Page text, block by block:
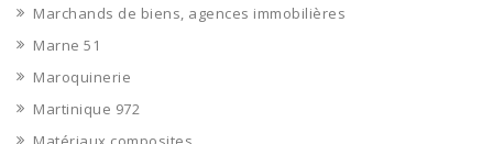
Marchands de biens, agences immobilières
Marne 51
Maroquinerie
Martinique 972